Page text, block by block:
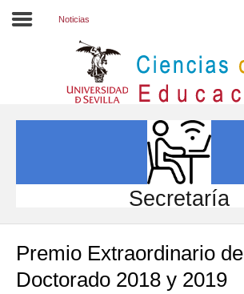
INVESTIGACIÓN
INTERNACIONAL
Directorio FCCE
Noticias
Secretaría
Premio Extraordinario de
Doctorado 2018 y 2019